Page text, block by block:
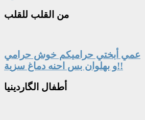
من القلب للقلب
عمي أبختي حراميكم خوش حرامي
و بهلوان بس احنه دماغ سزية!!
أطفال الگاردينيا